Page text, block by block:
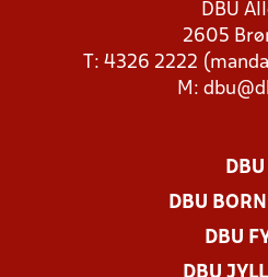
DBU
2605
T: 4326 2222
M:
DBU
DBU
DBU